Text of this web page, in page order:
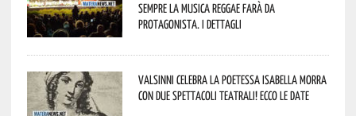
sempre la musica reggae farà da
protagonista. I dettagli
Valsinni celebra la poetessa Isabella Morra
con due spettacoli teatrali! Ecco le date